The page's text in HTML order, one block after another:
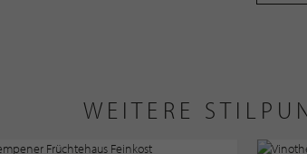
WEITERE